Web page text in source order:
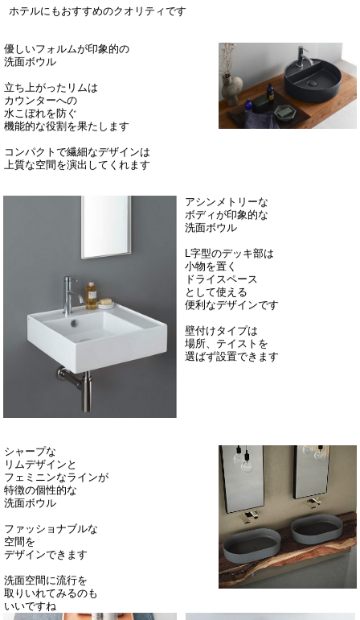
ホテルにもおすすめのクオリティです
優しいフォルムが印象的の
洗面ボウル
立ち上がったリムは
カウンターへの
水こぼれを防ぐ
機能的な役割を果たします
コンパクトで繊細なデザインは
上質な空間を演出してくれます
アシンメトリーな
ボディが印象的な
洗面ボウル
L字型のデッキ部は
小物を置く
ドライスペース
として使える
便利なデザインです
壁付けタイプは
場所、テイストを
選ばず設置できます
シャープな
リムデザインと
フェミニンなラインが
特徴の個性的な
洗面ボウル
ファッショナブルな
空間を
デザインできます
洗面空間に流行を
取りいれてみるのも
いいですね